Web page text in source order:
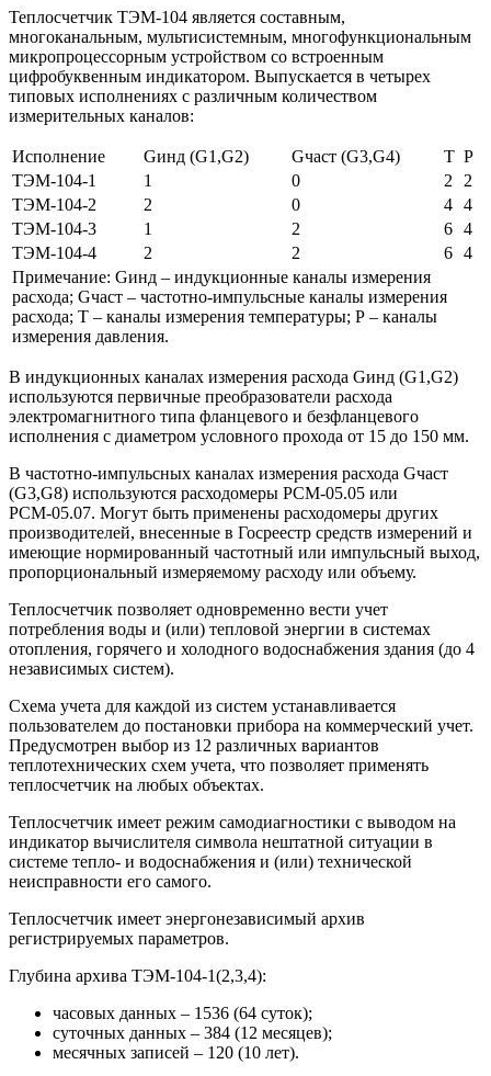
Теплосчетчик ТЭМ-104 является составным,
многоканальным, мультисистемным, многофункциональным
микропроцессорным устройством со встроенным
цифробуквенным индикатором. Выпускается в четырех
типовых исполнениях с различным количеством
измерительных каналов:
Исполнение Gинд (G1,G2) Gчаст (G3,G4) Т Р
ТЭМ-104-1
1 0 2 2
ТЭМ-104-2
2 0 4 4
ТЭМ-104-3
1 2 6 4
ТЭМ-104-4
2 2 6 4
Примечание: Gинд – индукционные каналы измерения
расхода; Gчаст – частотно-импульсные каналы измерения
расхода; Т – каналы измерения температуры; Р – каналы
измерения давления.
В индукционных каналах измерения расхода Gинд (G1,G2)
используются первичные преобразователи расхода
электромагнитного типа фланцевого и безфланцевого
исполнения с диаметром условного прохода от 15 до 150 мм.
В частотно-импульсных каналах измерения расхода Gчаст
(G3,G8) используются расходомеры РСМ-05.05 или
РСМ-05.07. Могут быть применены расходомеры других
производителей, внесенные в Госреестр средств измерений и
имеющие нормированный частотный или импульсный выход,
пропорциональный измеряемому расходу или объему.
Теплосчетчик позволяет одновременно вести учет
потребления воды и (или) тепловой энергии в системах
отопления, горячего и холодного водоснабжения здания (до 4
независимых систем).
Схема учета для каждой из систем устанавливается
пользователем до постановки прибора на коммерческий учет.
Предусмотрен выбор из 12 различных вариантов
теплотехнических схем учета, что позволяет применять
теплосчетчик на любых объектах.
Теплосчетчик имеет режим самодиагностики с выводом на
индикатор вычислителя символа нештатной ситуации в
системе тепло- и водоснабжения и (или) технической
неисправности его самого.
Теплосчетчик имеет энергонезависимый архив
регистрируемых параметров.
Глубина архива ТЭМ-104-1(2,3,4):
часовых данных – 1536 (64 суток);
суточных данных – 384 (12 месяцев);
месячных записей – 120 (10 лет).